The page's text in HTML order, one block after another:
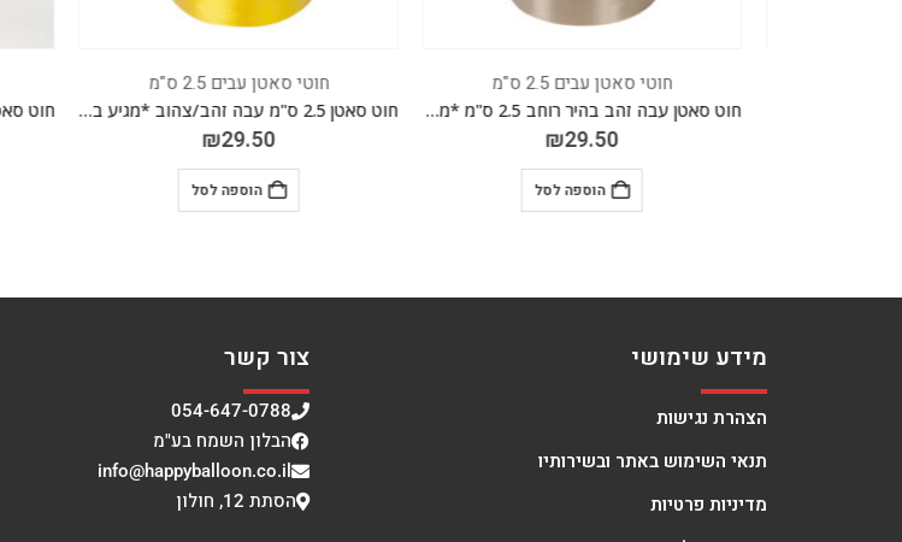
חוטי סאטן עבים 2.5 ס"מ
חוט סאטן עבה זהב בהיר רוחב 2.5 ס"מ *מגיע בסיטונאות חבילה של 5 יח' *
₪29.50
הוספה לסל
חוטי סאטן עבים 2.5 ס"מ
חוט סאטן 2.5 ס"מ עבה זהב/צהוב *מגיע בסיטונאות חבילה של 5 יח' *
₪29.50
הוספה לסל
מידע שימושי
הצהרת נגישות
תנאי השימוש באתר ובשירותיו
מדיניות פרטיות
צור קשר
054-647-0788
הבלון השמח בע"מ
info@happyballoon.co.il
הסתת 12, חולון